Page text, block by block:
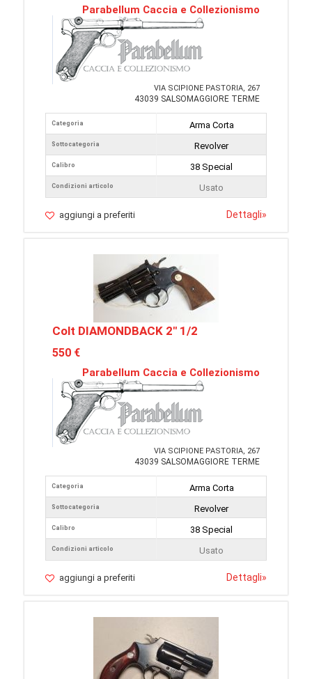
Parabellum Caccia e Collezionismo
VIA SCIPIONE PASTORIA, 267
43039 SALSOMAGGIORE TERME
Categoria
Sottocategoria
Calibro
Condizioni articolo
Arma Corta
Revolver
38 Special
Usato
aggiungi a preferiti Dettagli»
Colt DIAMONDBACK 2" 1/2
550 €
Parabellum Caccia e Collezionismo
VIA SCIPIONE PASTORIA, 267
43039 SALSOMAGGIORE TERME
Categoria
Sottocategoria
Calibro
Condizioni articolo
Arma Corta
Revolver
38 Special
Usato
aggiungi a preferiti Dettagli»